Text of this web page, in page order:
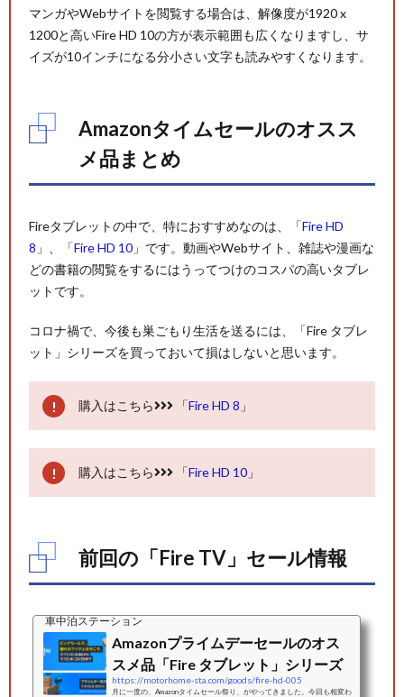
マンガやWebサイトを閲覧する場合は、解像度が1920 x
1200と高いFire HD 10の方が表示範囲も広くなりますし、サ
イズが10インチになる分小さい文字も読みやすくなります。
Amazonタイムセールのオスス
メ品まとめ
Fireタブレットの中で、特におすすめなのは、「Fire HD
8 」、「Fire HD 10 」です。動画やWebサイト、雑誌や漫画な
どの書籍の閲覧をするにはうってつけのコスパの高いタブレ
ットです。
コロナ禍で、今後も巣ごもり生活を送るには、「Fire タブレ
ット」シリーズを買っておいて損はしないと思います。
購入はこちら 「Fire HD 8 」
購入はこちら 「Fire HD 10 」
前回の「Fire TV」セール情報
車中泊ステーション
Amazonプライムデーセールのオス
スメ品「Fire タブレット」シリーズ
https://motorhome-sta.com/goods/fire-hd-005
月に一度の、Amazonタイムセール祭り、がやってきました。今回も相変わ